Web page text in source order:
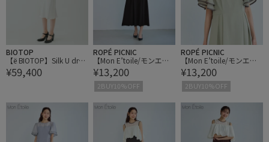
BIOTOP
【ё BIOTOP】Silk U dres
s¥59,400
ROPÉ PICNIC
【Mon E’toile/モンエト
ワール】フレア袖ビスチ
ェデザインワンピース
¥13,200
2BUY10%OFF
ROPÉ PICNIC
【Mon E’toile/モンエト
ワール】フレア袖ビスチ
ェデザインワンピース
¥13,200
2BUY10%OFF